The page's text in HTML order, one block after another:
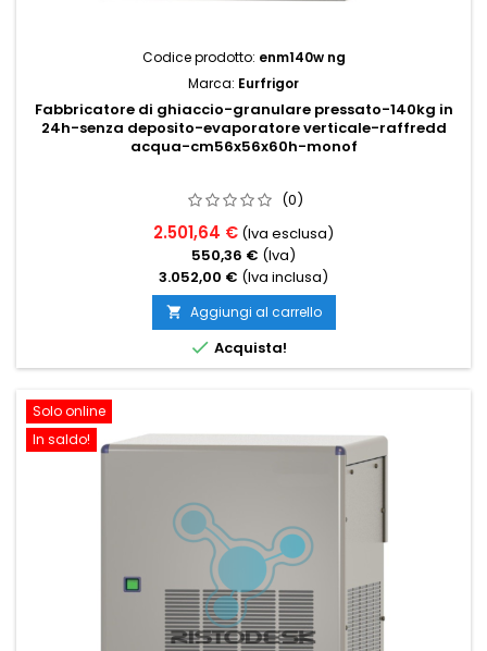
Codice prodotto: enm140w ng
Marca: Eurfrigor
Fabbricatore di ghiaccio-granulare pressato-140kg in
24h-senza deposito-evaporatore verticale-raffredd
acqua-cm56x56x60h-monof
(0)
2.501,64 € (Iva esclusa)
550,36 € (Iva)
3.052,00 € (Iva inclusa)
 Aggiungi al carrello
 Acquista!
Solo online
In saldo!